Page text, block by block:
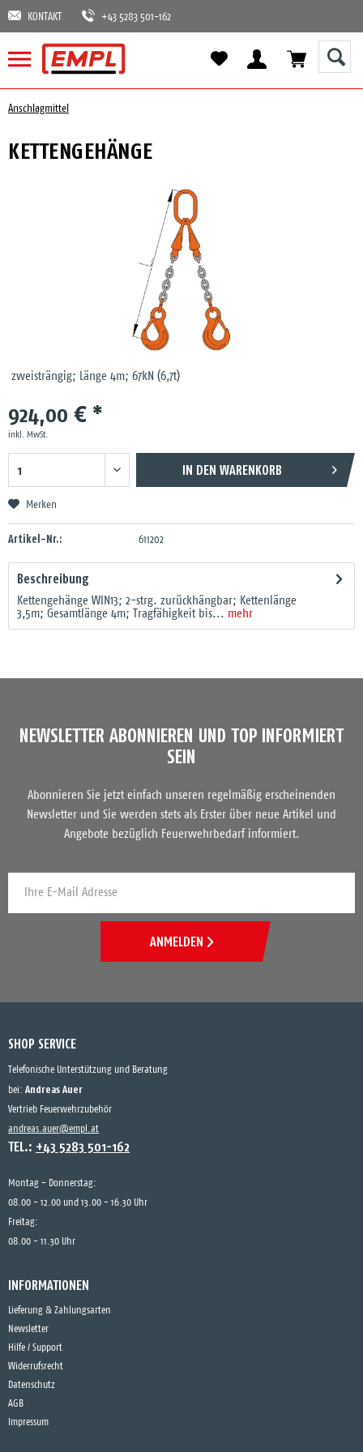
KONTAKT +43 5283 501-162
Anschlagmittel
KETTENGEHÄNGE
zweisträngig; Länge 4m; 67kN (6,7t)
924,00 € *
inkl. MwSt.
IN DEN WARENKORB
Merken
Artikel-Nr.: 611202
Beschreibung
Kettengehänge WIN13; 2-strg. zurückhängbar; Kettenlänge
3,5m; Gesamtlänge 4m; Tragfähigkeit bis... mehr
NEWSLETTER ABONNIEREN UND TOP INFORMIERT
SEIN
Abonnieren Sie jetzt einfach unseren regelmäßig erscheinenden
Newsletter und Sie werden stets als Erster über neue Artikel und
Angebote bezüglich Feuerwehrbedarf informiert.
ANMELDEN
SHOP SERVICE
Telefonische Unterstützung und Beratung
bei: Andreas Auer
Vertrieb Feuerwehrzubehör
andreas.auer@empl.at
TEL.: +43 5283 501-162
Montag - Donnerstag:
08.00 - 12.00 und 13.00 - 16.30 Uhr
Freitag:
08.00 - 11.30 Uhr
INFORMATIONEN
Lieferung & Zahlungsarten
Newsletter
Hilfe / Support
Widerrufsrecht
Datenschutz
AGB
Impressum